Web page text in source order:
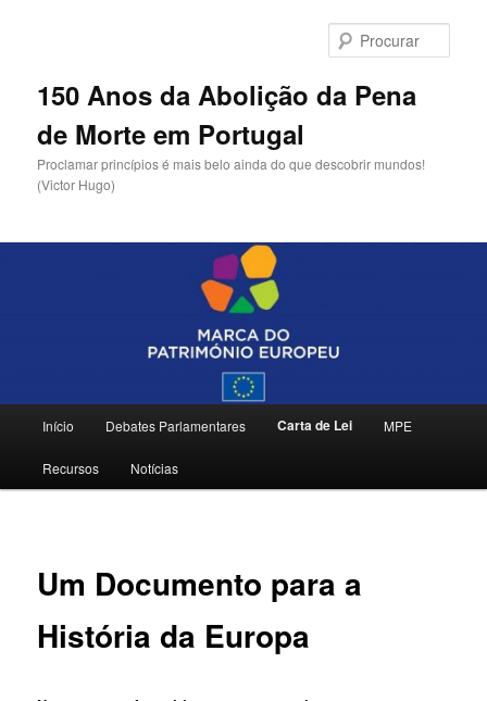
primário150 Anos da Abolição da Pena
de Morte em Portugal
Proclamar princípios é mais belo ainda do que descobrir mundos!
(Victor Hugo)
principal
Início Debates Parlamentares Carta de Lei MPE
Recursos Notícias
Um Documento para a
História da Europa